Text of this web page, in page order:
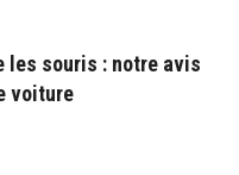
les souris : notre avis
voiture